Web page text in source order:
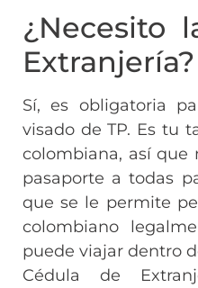
¿Necesito
Extranjería?
Sí, es obligatoria
visado de TP. Es tu
colombiana, así que
pasaporte a todas
que se le permite
colombiano
puede viajar dentro
Cédula de